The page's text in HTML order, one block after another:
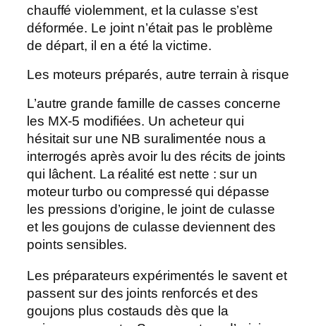
chauffé violemment, et la culasse s’est
déformée. Le joint n’était pas le problème
de départ, il en a été la victime.
Les moteurs préparés, autre terrain à risque
L’autre grande famille de casses concerne
les MX-5 modifiées. Un acheteur qui
hésitait sur une NB suralimentée nous a
interrogés après avoir lu des récits de joints
qui lâchent. La réalité est nette : sur un
moteurturbo ou compressé qui dépasse
les pressions d’origine, le joint de culasse
et les goujons de culasse deviennent des
points sensibles.
Les préparateurs expérimentés le savent et
passent sur des joints renforcés et des
goujons plus costauds dès que la